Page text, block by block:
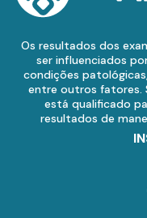
Os resultados dos
ser influenciados
condições
entre outros fatores.
está qualificado
resultados de